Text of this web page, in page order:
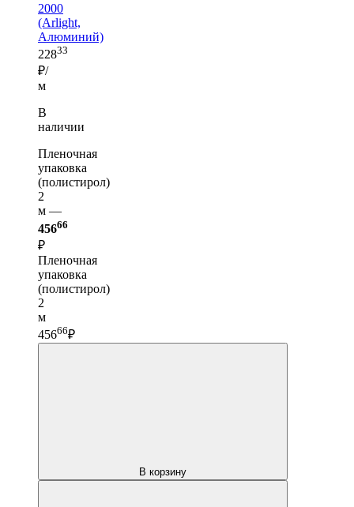
2000
(Arlight,
Алюминий)
22833
₽/
м
В
наличии
Пленочная
упаковка
(полистирол)
2
м —
45666
₽
Пленочная
упаковка
(полистирол)
2
м
45666₽
В корзину